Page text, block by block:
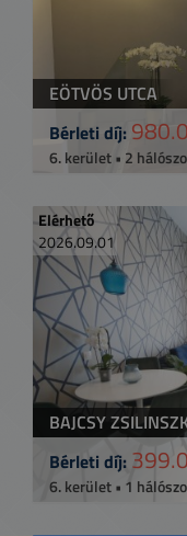
EÖTVÖS UTCA
Bérleti díj:
6. kerület • 2
Elérhető
2026.09.01
BAJCSY
Bérleti díj:
6. kerület • 1